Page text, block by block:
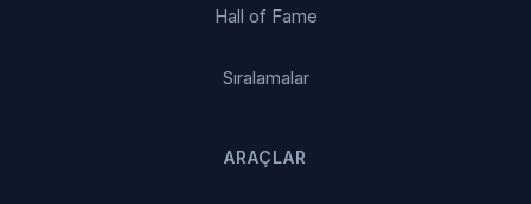
Hall of Fame
Sıralamalar
ARAÇLAR